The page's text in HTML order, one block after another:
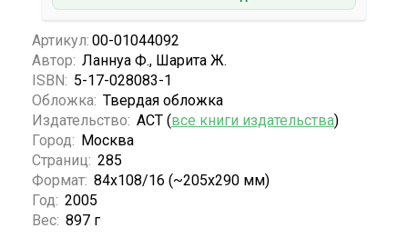
Артикул: 00-01044092
Автор: Ланнуа Ф., Шарита Ж.
ISBN: 5-17-028083-1
Обложка: Твердая обложка
Издательство: АСТ (все книги издательства)
Город: Москва
Страниц: 285
Формат: 84x108/16 (~205х290 мм)
Год: 2005
Вес: 897 г